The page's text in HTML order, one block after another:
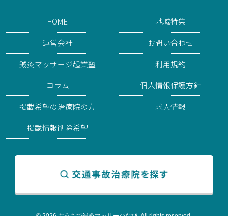
HOME
運営会社
鍼灸マッサージ起業塾
コラム
掲載希望の治療院の方
掲載情報削除希望
地域特集
お問い合わせ
利用規約
個人情報保護方針
求人情報